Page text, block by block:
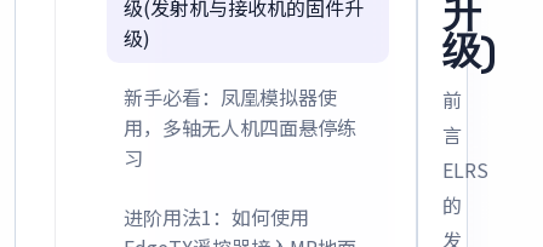
级(发射机与接收机的固件升
级)
新手必看：凤凰模拟器使
用，多轴无人机四面悬停练
习
进阶用法1：如何使用
升
级)
前
言
ELRS
的
发